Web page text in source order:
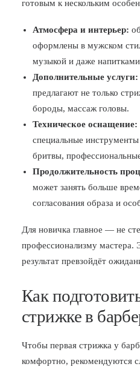
готовым к нескольким
Атмосфера и интерьер:
оформлены в мужском
музыкой и даже
Дополнительные услуги:
предлагают не только
бороды, массаж головы.
Техническое оснащение:
специальные
бритвы,
Продолжительность
может занять больше
согласования образа и
Для новичка главное — не
профессионализму мастера.
результат превзойдёт
Как
стрижке в
Чтобы первая стрижка у
комфортно, рекомендуются